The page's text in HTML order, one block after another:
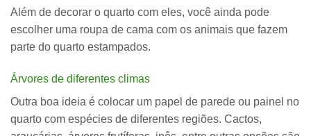
Além de decorar o quarto com eles, você ainda pode
escolher uma roupa de cama com os animais que fazem
parte do quarto estampados.
Árvores de diferentes climas
Outra boa ideia é colocar um papel de parede ou painel no
quarto com espécies de diferentes regiões. Cactos,